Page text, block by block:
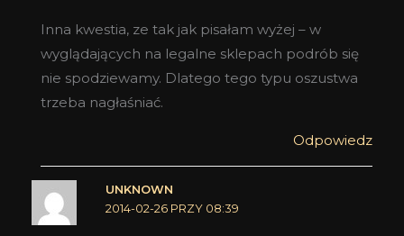
Inna kwestia, ze tak jak pisałam wyżej – w
wyglądających na legalne sklepach podrób się
nie spodziewamy. Dlatego tego typu oszustwa
trzeba nagłaśniać.
Odpowiedz
UNKNOWN
2014-02-26 PRZY 08:39